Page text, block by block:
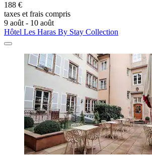
188 €
taxes et frais compris
9 août - 10 août
Hôtel Les Haras By Stay Collection